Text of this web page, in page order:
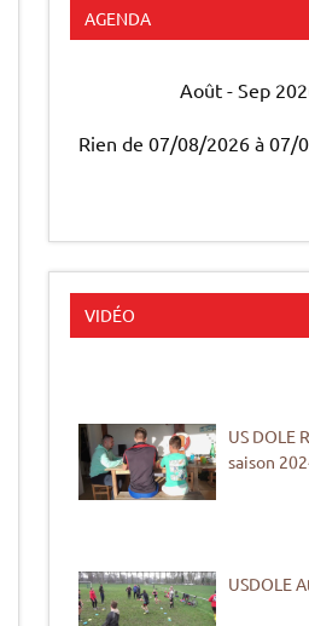
AGENDA
Août - Sep
Rien de 07/08/2026 à 07/
VIDÉO
US DOLE
saison
USDOLE